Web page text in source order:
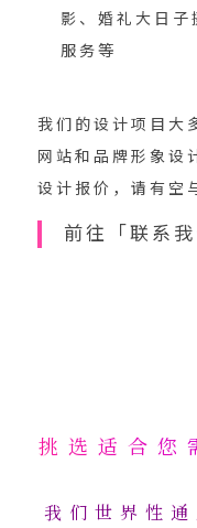
影、婚礼大日子
服务等
我们的设计项目大
网站和品牌形象设
设计报价， 请有空
前往「联系
挑选适合您
我们世界性